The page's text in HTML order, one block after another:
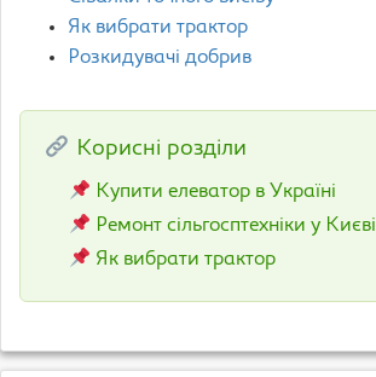
Як вибрати трактор
Розкидувачі добрив
Корисні розділи
Купити елеватор в Україні
Ремонт сільгосптехніки у Києві
Як вибрати трактор